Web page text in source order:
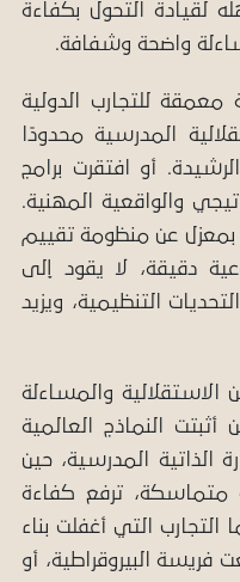
لقيادة التحول بكفاءة
واضحة وشفافة.
معمقة للتجارب الدولية
المدرسية محدودًا
أو افتقرت برامج
والواقعية المهنية.
بمعزل عن منظومة تقييم
دقيقة، لا يقود إلى
التنظيمية، ويزيد
الاستقلالية والمساءلة
النماذج العالمية
الذاتية المدرسية، حين
متماسكة، ترفع كفاءة
التجارب التي أغفلت بناء
البيروقراطية، أو